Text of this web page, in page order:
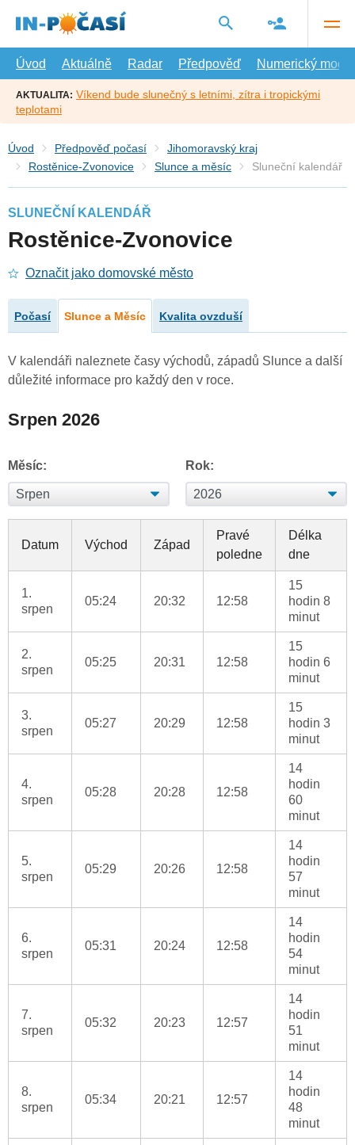
hlavní
Úvod
Aktuálně Radar Předpověď Numerický model
AKTUALITA: Víkend bude slunečný s letními, zítra i tropickými
teplotami
Úvod Předpověď počasí
Jihomoravský kraj
Rostěnice-Zvonovice
Slunce a měsíc Sluneční kalendář
SLUNEČNÍ KALENDÁŘ
Rostěnice-Zvonovice
Označit jako domovské město
Počasí Slunce a Měsíc Kvalita ovzduší
V kalendáři naleznete časy východů, západů Slunce a další
důležité informace pro každý den v roce.
Srpen 2026
Měsíc: Rok:
Datum Východ Západ
Pravé
poledne
Délka
dne
1.
srpen
05:24 20:32 12:58
15
hodin 8
minut
2.
srpen
05:25 20:31 12:58
15
hodin 6
minut
3.
srpen
05:27 20:29 12:58
15
hodin 3
minut
4.
srpen
05:28 20:28 12:58
14
hodin
60
minut
5.
srpen
05:29 20:26 12:58
14
hodin
57
minut
6.
srpen
05:31 20:24 12:58
14
hodin
54
minut
7.
srpen
05:32 20:23 12:57
14
hodin
51
minut
8.
srpen
05:34 20:21 12:57
14
hodin
48
minut